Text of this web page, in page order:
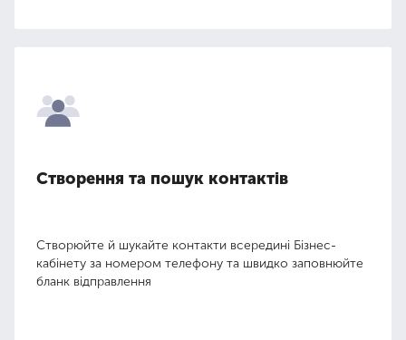
Створення та пошук контактів
Створюйте й шукайте контакти всередині Бізнес-
кабінету за номером телефону та швидко заповнюйте
бланк відправлення